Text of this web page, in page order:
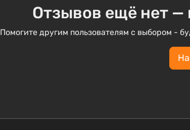
Отзывов ещё нет
Помогите другим пользователям с выбором -